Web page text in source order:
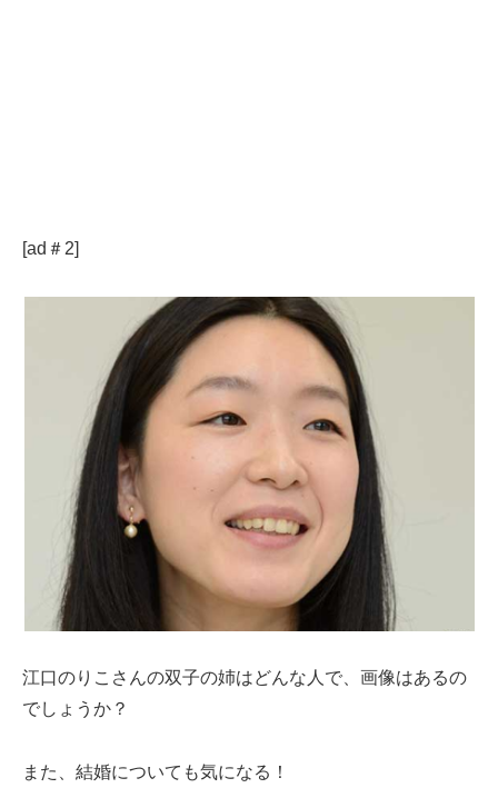
[ad＃2]
江口のりこさんの双子の姉はどんな人で、画像はあるの
でしょうか？
また、結婚についても気になる！